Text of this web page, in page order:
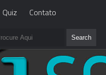
Quiz Contato